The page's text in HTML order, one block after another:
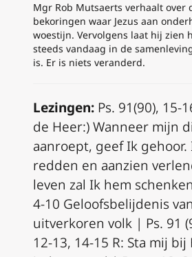
Mgr Rob Mutsaerts verhaalt over
bekoringen waar Jezus aan
woestijn. Vervolgens laat hij zien
steeds vandaag in de
is. Er is niets veranderd.
Lezingen: Ps. 91(90), 15-
de Heer:) Wanneer mijn
aanroept, geef Ik gehoor.
redden en aanzien
leven zal Ik hem
4-10 Geloofsbelijdenis
uitverkoren volk | Ps. 91
12-13, 14-15 R: Sta mij bij